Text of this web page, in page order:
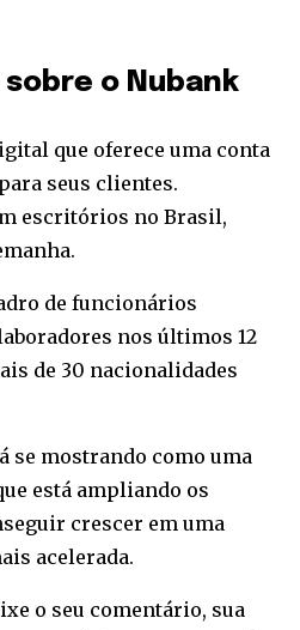
o Nubank
que oferece uma conta
seus clientes.
escritórios no Brasil,
de funcionários
nos últimos 12
de 30 nacionalidades
se mostrando como uma
está ampliando os
crescer em uma
acelerada.
o seu comentário, sua